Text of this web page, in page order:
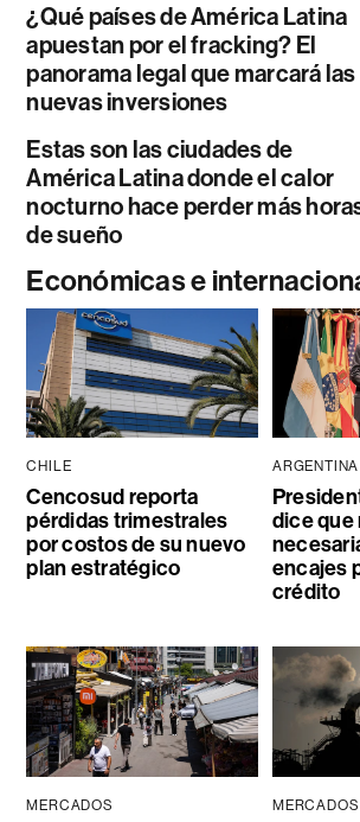
¿Qué países de América Latina
apuestan por el fracking? El
panorama legal que marcará las
nuevas inversiones
Estas son las ciudades de
América Latina donde el calor
nocturno hace perder más
de sueño
Económicas e
CHILE
Cencosud reporta
pérdidas trimestrales
por costos de su nuevo
plan estratégico
ARGENTINA
dice que
encajes
crédito
MERCADOS MERCADOS